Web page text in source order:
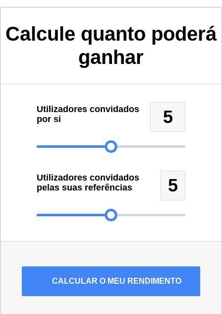
Calcule quanto poderá
ganhar
Utilizadores convidados
por si
5
Utilizadores convidados
pelas suas referências
5
CALCULAR O MEU RENDIMENTO